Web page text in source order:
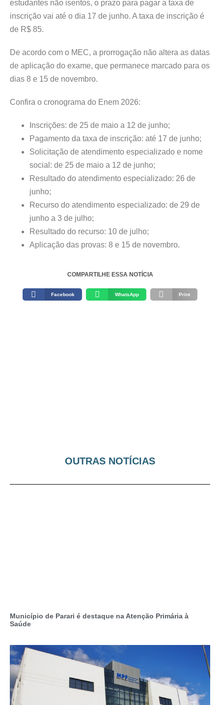
estudantes não isentos, o prazo para pagar a taxa de
inscrição vai até o dia 17 de junho. A taxa de inscrição é
de R$ 85.
De acordo com o MEC, a prorrogação não altera as datas
de aplicação do exame, que permanece marcado para os
dias 8 e 15 de novembro.
Confira o cronograma do Enem 2026:
Inscrições: de 25 de maio a 12 de junho;
Pagamento da taxa de inscrição: até 17 de junho;
Solicitação de atendimento especializado e nome
social: de 25 de maio a 12 de junho;
Resultado do atendimento especializado: 26 de
junho;
Recurso do atendimento especializado: de 29 de
junho a 3 de julho;
Resultado do recurso: 10 de julho;
Aplicação das provas: 8 e 15 de novembro.
COMPARTILHE ESSA NOTÍCIA
Facebook WhatsApp Print
OUTRAS NOTÍCIAS
Município de Parari é destaque na Atenção Primária à
Saúde